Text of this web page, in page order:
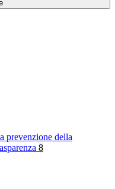
prevenzione della
8